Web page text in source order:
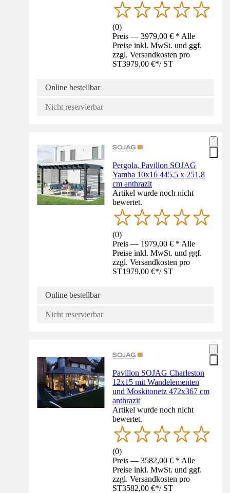
(0)
Preis — 3979,00 € * Alle
Preise inkl. MwSt. und ggf.
zzgl. Versandkosten pro
ST3979,00 €*/ ST
Online bestellbar
Nicht reservierbar
Pergola, Pavillon SOJAG
Yamba 10x16 445,5 x 251,8
cm anthrazit
Artikel wurde noch nicht
bewertet.
(0)
Preis — 1979,00 € * Alle
Preise inkl. MwSt. und ggf.
zzgl. Versandkosten pro
ST1979,00 €*/ ST
Online bestellbar
Nicht reservierbar
Pavillon SOJAG Charleston
12x15 mit Wandelementen
und Moskitonetz 472x367 cm
anthrazit
Artikel wurde noch nicht
bewertet.
(0)
Preis — 3582,00 € * Alle
Preise inkl. MwSt. und ggf.
zzgl. Versandkosten pro
ST3582,00 €*/ ST